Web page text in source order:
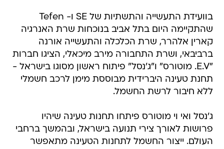
בוועידת התעשייה והתשתיות של SE ו- Tefen
שהתקיימה היום בתל אביב בנוכחות שרת האנרגיה
קארין אלהרר, שרת הכלכלה והתעשייה אורנה
ברביבאי, ושרת התחבורה מירב מיכאלי, הציגו חברות
"E.V. מוטורס" ו"ג'נסל" פיתוח ראשון מסוגו בישראל -
תחנת טעינה היברידית מבוססת מימן לרכב חשמלי
ללא חיבור לרשת החשמל.
ג'נסל ואי וי מוטורס פיתחו תחנות טעינה שיהיו
פרושות לאורך צירי תנועה בישראל, ובהמשך ברחבי
העולם. ייצור החשמל לתחנות הטעינה מתאפשר